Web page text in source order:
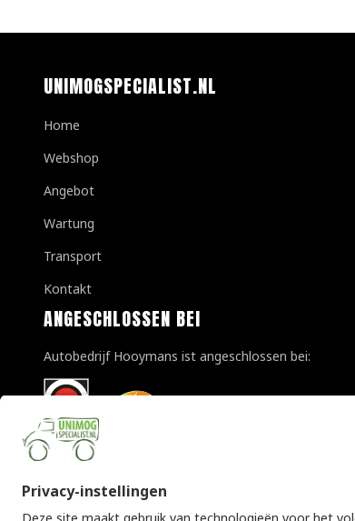
UNIMOGSPECIALIST.NL
Home
Webshop
Angebot
Wartung
Transport
Kontakt
ANGESCHLOSSEN BEI
Autobedrijf Hooymans ist angeschlossen bei: